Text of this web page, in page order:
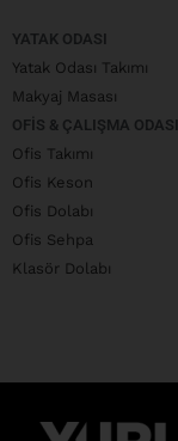
YATAK ODASI
Yatak Odası Takımı
Makyaj Masası
OFIS & ÇALIŞMA ODASI
Ofis Takımı
Ofis Keson
Ofis Dolabı
Ofis Sehpa
Klasör Dolabı